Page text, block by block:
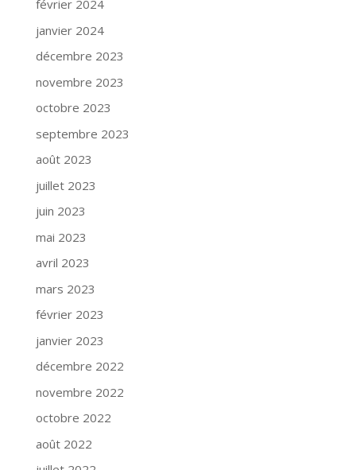
février 2024
janvier 2024
décembre 2023
novembre 2023
octobre 2023
septembre 2023
août 2023
juillet 2023
juin 2023
mai 2023
avril 2023
mars 2023
février 2023
janvier 2023
décembre 2022
novembre 2022
octobre 2022
août 2022